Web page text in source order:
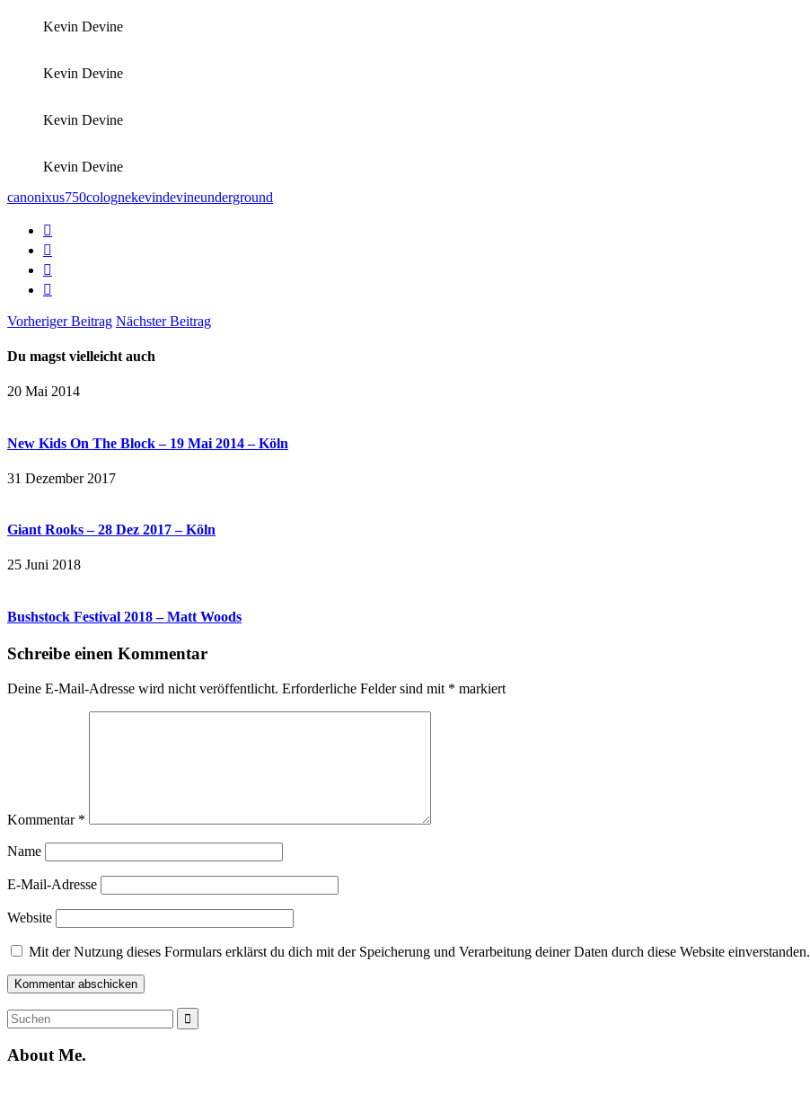
Kevin Devine
Kevin Devine
Kevin Devine
Kevin Devine
canonixus750colognekevindevineunderground
Vorheriger Beitrag Nächster Beitrag
Du magst vielleicht auch
20 Mai 2014
New Kids On The Block – 19 Mai 2014 – Köln
31 Dezember 2017
Giant Rooks – 28 Dez 2017 – Köln
25 Juni 2018
Bushstock Festival 2018 – Matt Woods
Schreibe einen Kommentar
Deine E-Mail-Adresse wird nicht veröffentlicht. Erforderliche Felder sind mit * markiert
Kommentar *
Name
E-Mail-Adresse
Website
Mit der Nutzung dieses Formulars erklärst du dich mit der Speicherung und Verarbeitung deiner Daten durch diese Website einverstanden.
Suche
nach:
About Me.